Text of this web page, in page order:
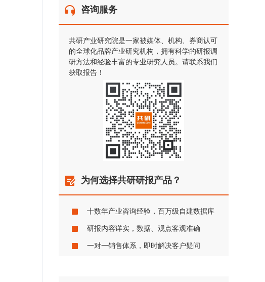
咨询服务
共研产业研究院是一家被媒体、机构、券商认可
的全球化品牌产业研究机构，拥有科学的研报调
研方法和经验丰富的专业研究人员。请联系我们
获取报告！
为何选择共研研报产品？
十数年产业咨询经验，百万级自建数据库
研报内容详实，数据、观点客观准确
一对一销售体系，即时解决客户疑问